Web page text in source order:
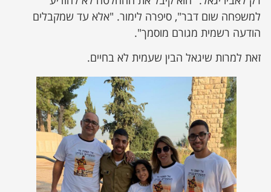
למשפחה שום דבר", סיפרה לימור. "אלא עד שמקבלים
הודעה רשמית מגורם מוסמך".
זאת למרות שיגאל הבין שעמית לא בחיים.